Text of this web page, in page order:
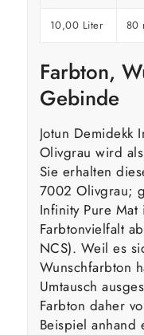
10,00 Liter 80
Farbton,
Gebinde
Jotun Demidekk
Olivgrau wird
Sie erhalten
7002 Olivgrau;
Infinity Pure
Farbtonvielfalt
NCS). Weil es
Wunschfarbton
Umtausch
Farbton daher
Beispiel anhand